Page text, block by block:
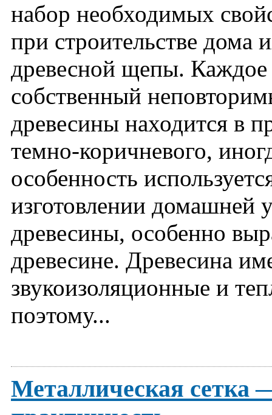
набор необходимых
при строительстве дома
древесной щепы. Каждое
собственный
древесины находится в
темно-коричневого,
особенность
изготовлении домашней
древесины, особенно
древесине. Древесина
звукоизоляционные и
поэтому...
Металлическая сетка